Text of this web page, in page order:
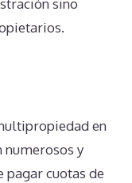
en
numerosos y
cuotas de